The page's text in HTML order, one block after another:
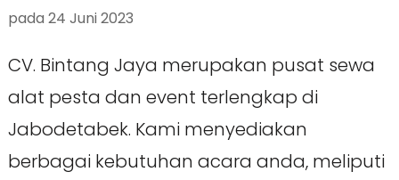
pada 24 Juni 2023
CV. Bintang Jaya merupakan pusat sewa
alat pesta dan event terlengkap di
Jabodetabek. Kami menyediakan
berbagai kebutuhan acara anda, meliputi